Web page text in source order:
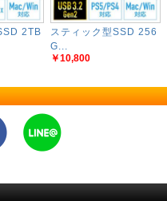
2TB
スティック型SSD 256
G...
￥10,800